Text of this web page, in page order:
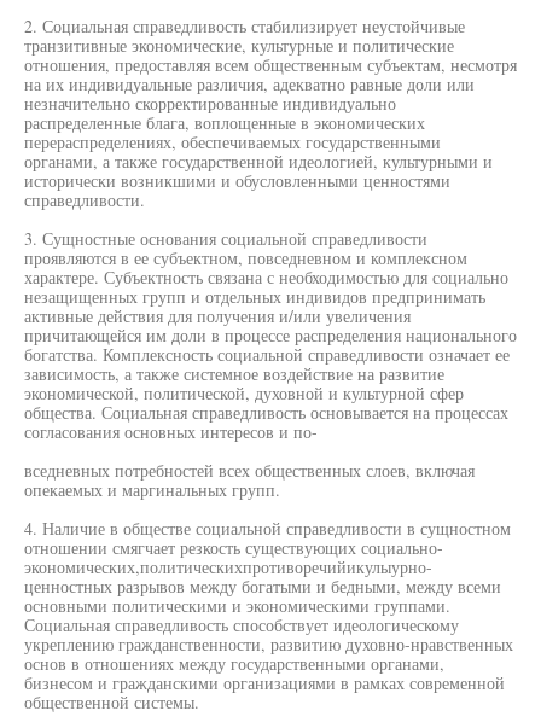
2. Социальная справедливость стабилизирует неустойчивые
транзитивные экономические, культурные и политические
отношения, предоставляя всем общественным субъектам, несмотря
на их индивидуальные различия, адекватно равные доли или
незначительно скорректированные индивидуально
распределенные блага, воплощенные в экономических
перераспределениях, обеспечиваемых государственными
органами, а также государственной идеологией, культурными и
исторически возникшими и обусловленными ценностями
справедливости.
3. Сущностные основания социальной справедливости
проявляются в ее субъектном, повседневном и комплексном
характере. Субъектность связана с необходимостью для социально
незащищенных групп и отдельных индивидов предпринимать
активные действия для получения и/или увеличения
причитающейся им доли в процессе распределения национального
богатства. Комплексность социальной справедливости означает ее
зависимость, а также системное воздействие на развитие
экономической, политической, духовной и культурной сфер
общества. Социальная справедливость основывается на процессах
согласования основных интересов и по-
вседневных потребностей всех общественных слоев, включая
опекаемых и маргинальных групп.
4. Наличие в обществе социальной справедливости в сущностном
отношении смягчает резкость существующих социально-
экономических,политическихпротиворечийикулыурно-
ценностных разрывов между богатыми и бедными, между всеми
основными политическими и экономическими группами.
Социальная справедливость способствует идеологическому
укреплению гражданственности, развитию духовно-нравственных
основ в отношениях между государственными органами,
бизнесом и гражданскими организациями в рамках современной
общественной системы.